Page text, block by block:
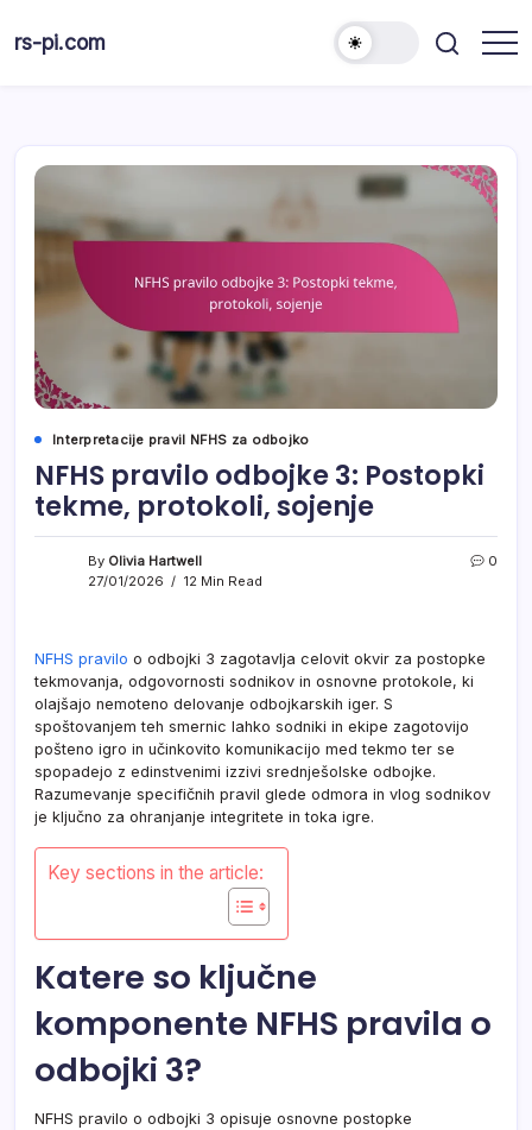
rs-pi.com
Interpretacije pravil NFHS za odbojko
NFHS pravilo odbojke 3: Postopki
tekme, protokoli, sojenje
By Olivia Hartwell
27/01/2026
12 Min Read
0
NFHS pravilo o odbojki 3 zagotavlja celovit okvir za postopke
tekmovanja, odgovornosti sodnikov in osnovne protokole, ki
olajšajo nemoteno delovanje odbojkarskih iger. S
spoštovanjem teh smernic lahko sodniki in ekipe zagotovijo
pošteno igro in učinkovito komunikacijo med tekmo ter se
spopadejo z edinstvenimi izzivi srednješolske odbojke.
Razumevanje specifičnih pravil glede odmora in vlog sodnikov
je ključno za ohranjanje integritete in toka igre.
Key sections in the article:
Katere so ključne
komponente NFHS pravila o
odbojki 3?
NFHS pravilo o odbojki 3 opisuje osnovne postopke